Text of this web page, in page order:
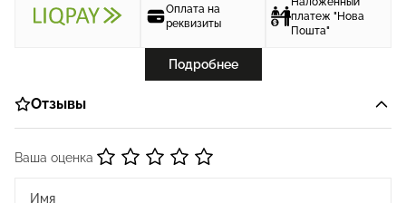
Оплата на
реквизиты
платеж "Нова
Пошта"
Подробнее
Отзывы
Ваша оценка